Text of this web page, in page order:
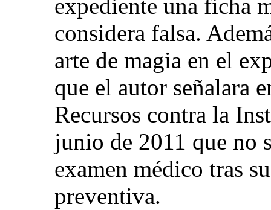
expediente una ficha
considera falsa.
arte de magia en el
que el autor señalara
Recursos contra la
junio de 2011 que no
examen médico tras
preventiva.